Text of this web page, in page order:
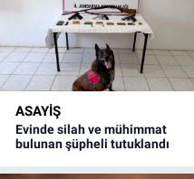
ASAYİŞ
Evinde silah ve mühimmat
bulunan şüpheli tutuklandı